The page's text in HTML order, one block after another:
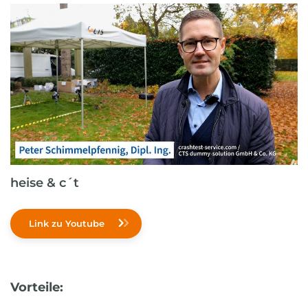
heise & c´t
Link zu Youtube
Vorteile: